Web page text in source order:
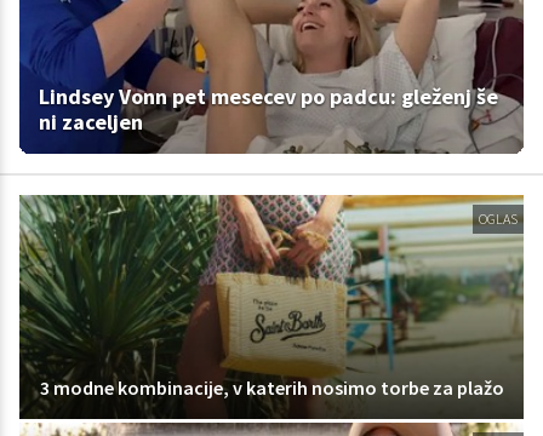
Lindsey Vonn pet mesecev po padcu: gleženj še
ni zaceljen
OGLAS
3 modne kombinacije, v katerih nosimo torbe za plažo